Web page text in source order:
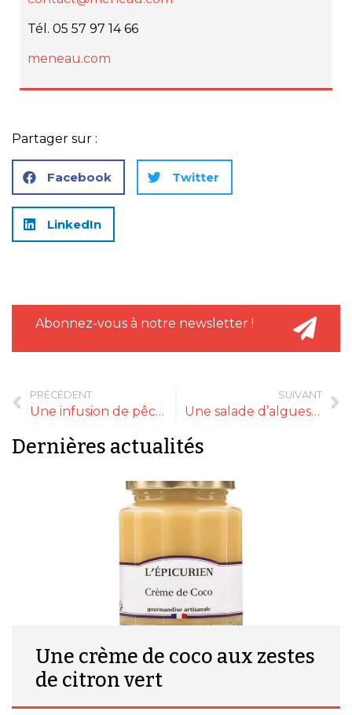
Tél. 05 57 97 14 66
meneau.com
Partager sur :
Facebook Twitter
LinkedIn
Abonnez-vous à notre newsletter !
PRÉCÉDENT
Une infusion de pêche de vigne bio
SUIVANT
Une salade d’algues à la japonaise
Dernières actualités
Une crème de coco aux zestes
de citron vert